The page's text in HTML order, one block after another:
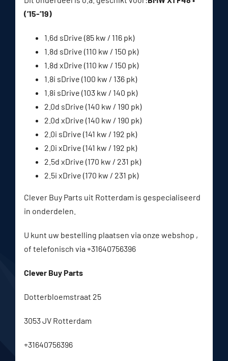
(’15-’19)
1.6d sDrive (85 kw / 116 pk)
1.8d sDrive (110 kw / 150 pk)
1.8d xDrive (110 kw / 150 pk)
1.8i sDrive (100 kw / 136 pk)
1.8i sDrive (103 kw / 140 pk)
2.0d sDrive (140 kw / 190 pk)
2.0d xDrive (140 kw / 190 pk)
2.0i sDrive (141 kw / 192 pk)
2.0i xDrive (141 kw / 192 pk)
2.5d xDrive (170 kw / 231 pk)
2.5i xDrive (170 kw / 231 pk)
Clever Buy Parts uit Rotterdam is gespecialiseerd
in onderdelen.
U kunt uw bestelling plaatsen via onze webshop ,
of telefonisch via +31640756396
Clever Buy Parts
Dotterbloemstraat 25
3053 JV Rotterdam
+31640756396